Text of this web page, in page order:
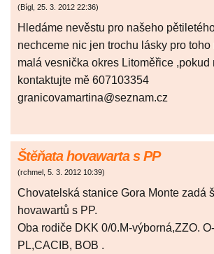
(Bígl , 25. 3. 2012 22:36)
Hledáme nevěstu pro našeho
nechceme nic jen trochu lásky pro toho
malá vesnička okres Litoměřice ,pokud
kontaktujte mě 607103354
granicovamartina@seznam.cz
Štěňata hovawarta s PP
(rchmel , 5. 3. 2012 10:39)
Chovatelská stanice Gora Monte zadá
hovawartů s PP.
Oba rodiče DKK 0/0.M-výborná,ZZO.
PL,CACIB, BOB .